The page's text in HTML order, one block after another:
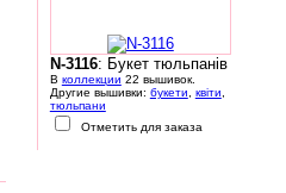
N-3116: Букет тюльпанів
В коллекции 22 вышивок.
Другие вышивки: букети квіти
тюльпани
Отметить для заказа